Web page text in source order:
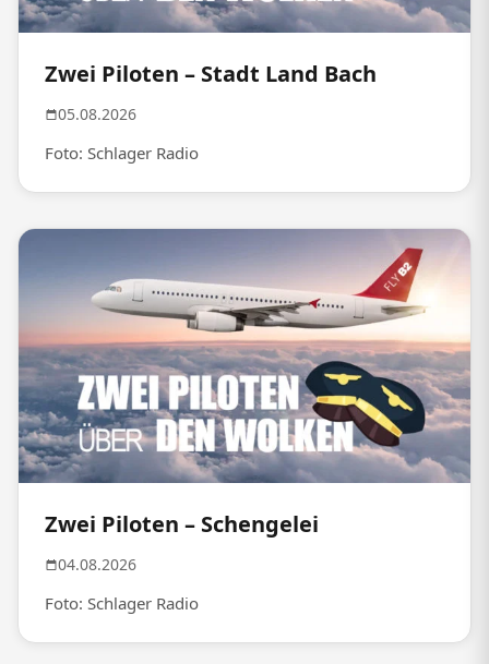
Zwei Piloten – Stadt Land Bach
05.08.2026
Foto: Schlager Radio
Zwei Piloten – Schengelei
04.08.2026
Foto: Schlager Radio